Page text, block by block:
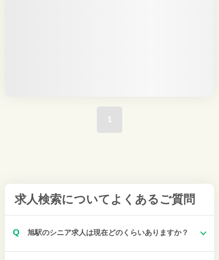
1
求人検索について よくあるご質問
Q 旭駅のシニア求人は現在どのくらいありますか？